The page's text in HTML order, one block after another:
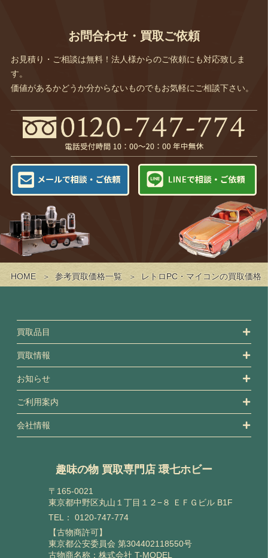
HOME 参考買取価格一覧 レトロPC・マイコンの買取価格
お問合わせ・買取ご依頼
お見積り・ご相談は無料！法人様からのご依頼にも対応致しま
す。
価値があるかどうか分からないものでもお気軽にご相談下さい。
買取品目
買取情報
お知らせ
ご利用案内
会社情報
趣味の物 買取専門店 環七ホビー
〒165-0021
東京都中野区丸山１丁目１２−８ ＥＦＧビル B1F
TEL： 0120-747-774
【古物商許可】
東京都公安委員会 第304402118550号
古物商名称：株式会社 T-MODEL